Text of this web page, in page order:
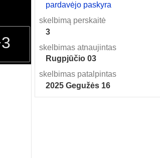
pardavėjo paskyra
skelbimą perskaitė
3
skelbimas atnaujintas
Rugpjūčio 03
skelbimas patalpintas
2025 Gegužės 16